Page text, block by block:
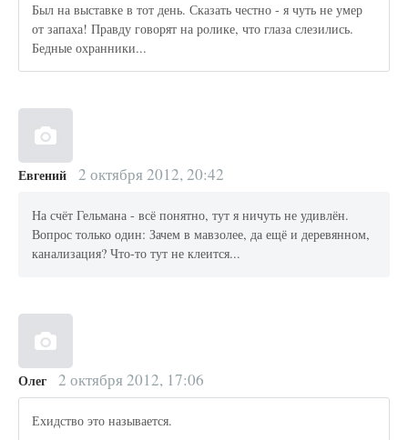
Был на выставке в тот день. Сказать честно - я чуть не умер
от запаха! Правду говорят на ролике, что глаза слезились.
Бедные охранники...
Евгений 2 октября 2012, 20:42
На счёт Гельмана - всё понятно, тут я ничуть не удивлён.
Вопрос только один: Зачем в мавзолее, да ещё и деревянном,
канализация? Что-то тут не клеится...
Олег 2 октября 2012, 17:06
Ехидство это называется.